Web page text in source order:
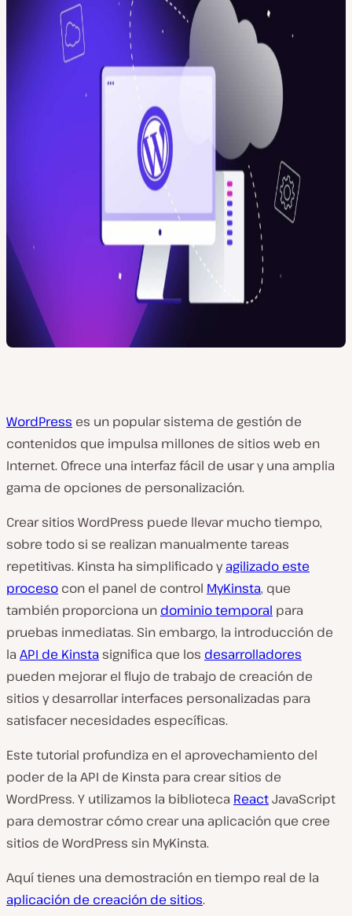
WordPress es un popular sistema de gestión de
contenidos que impulsa millones de sitios web en
Internet. Ofrece una interfaz fácil de usar y una amplia
gama de opciones de personalización.
Crear sitios WordPress puede llevar mucho tiempo,
sobre todo si se realizan manualmente tareas
repetitivas. Kinsta ha simplificado yagilizado este
proceso con el panel de control MyKinsta, que
también proporciona un dominio temporal para
pruebas inmediatas. Sin embargo, la introducción de
la API de Kinsta significa que los desarrolladores
pueden mejorar el flujo de trabajo de creación de
sitios y desarrollar interfaces personalizadas para
satisfacer necesidades específicas.
Este tutorial profundiza en el aprovechamiento del
poder de la API de Kinsta para crear sitios de
WordPress. Y utilizamos la biblioteca ReactJavaScript
para demostrar cómo crear una aplicación que cree
sitios de WordPress sin MyKinsta.
Aquí tienes una demostración en tiempo real de la
aplicación de creación de sitios.